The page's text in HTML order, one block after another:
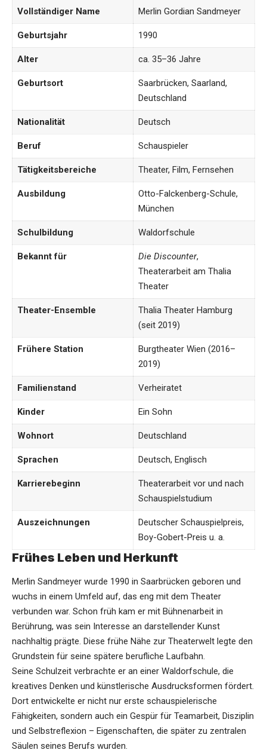
Vollständiger Name Merlin Gordian Sandmeyer
Geburtsjahr 1990
Alter ca. 35–36 Jahre
Geburtsort
Saarbrücken, Saarland,
Deutschland
Nationalität Deutsch
Beruf Schauspieler
Tätigkeitsbereiche Theater, Film, Fernsehen
Ausbildung
Otto-Falckenberg-Schule,
München
Schulbildung Waldorfschule
Bekannt für Die Discounter,
Theaterarbeit am Thalia
Theater
Theater-Ensemble
Thalia Theater Hamburg
(seit 2019)
Frühere Station
Burgtheater Wien (2016–
2019)
Familienstand Verheiratet
Kinder Ein Sohn
Wohnort Deutschland
Sprachen Deutsch, Englisch
Karrierebeginn
Theaterarbeit vor und nach
Schauspielstudium
Auszeichnungen
Deutscher Schauspielpreis,
Boy-Gobert-Preis u. a.
Frühes Leben und Herkunft
Merlin Sandmeyer wurde 1990 in Saarbrücken geboren und
wuchs in einem Umfeld auf, das eng mit dem Theater
verbunden war. Schon früh kam er mit Bühnenarbeit in
Berührung, was sein Interesse an darstellender Kunst
nachhaltig prägte. Diese frühe Nähe zur Theaterwelt legte den
Grundstein für seine spätere berufliche Laufbahn.
Seine Schulzeit verbrachte er an einer Waldorfschule, die
kreatives Denken und künstlerische Ausdrucksformen fördert.
Dort entwickelte er nicht nur erste schauspielerische
Fähigkeiten, sondern auch ein Gespür für Teamarbeit, Disziplin
und Selbstreflexion – Eigenschaften, die später zu zentralen
Säulen seines Berufs wurden.